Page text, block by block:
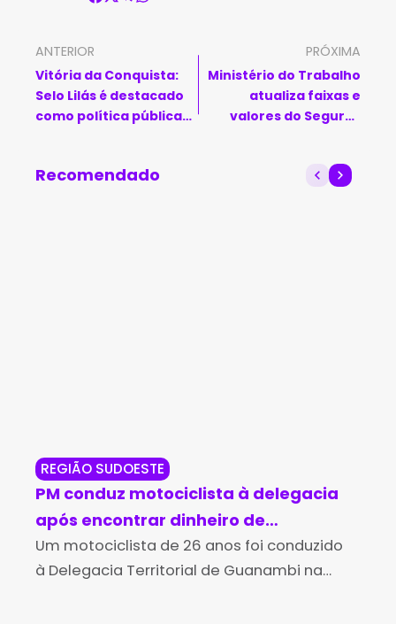
ANTERIOR
Vitória da Conquista:
Selo Lilás é destacado
como política pública
PRÓXIMA
Ministério do Trabalho
atualiza faixas e
valores do Seguro-
Recomendado
REGIÃO SUDOESTE
PM conduz motociclista à delegacia
após encontrar dinheiro de
procedência suspeita em Guanambi
Um motociclista de 26 anos foi conduzido
à Delegacia Territorial de Guanambi na